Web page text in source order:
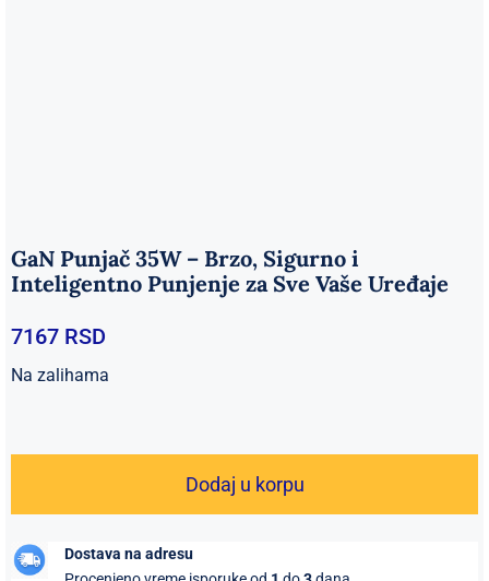
GaN Punjač 35W – Brzo, Sigurno i
Inteligentno Punjenje za Sve Vaše Uređaje
7167 RSD
Na zalihama
Punjač
Dodaj u korpu
Dostava na adresu